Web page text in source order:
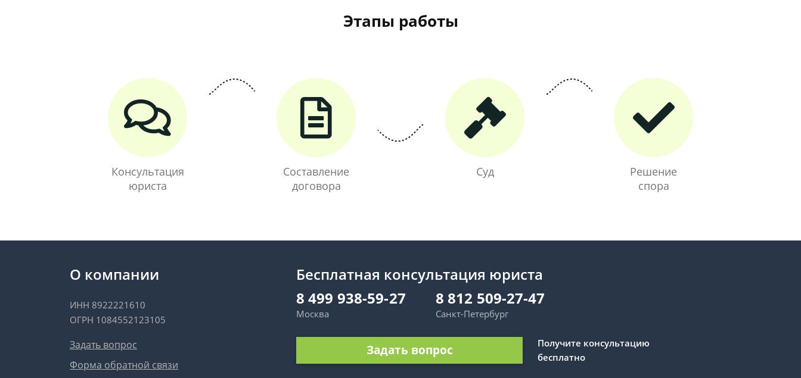
Этапы работы
Консультация
юриста
Составление
договора
Суд
Решение
спора
О компании
ИНН 8922221610
ОГРН 1084552123105
Задать вопрос
Форма обратной связи
Бесплатная консультация юриста
8 499 938-59-27
Москва
8 812 509-27-47
Санкт-Петербург
Задать вопрос
Получите консультацию
бесплатно